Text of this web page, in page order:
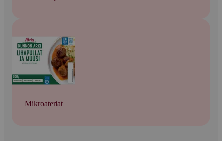
Mikroateriat